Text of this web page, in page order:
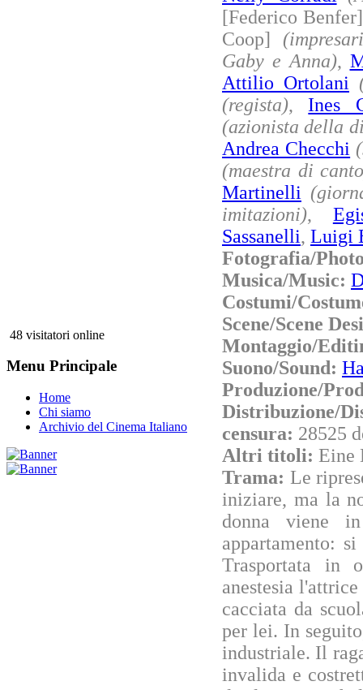
48 visitatori online
Menu Principale
Home
Chi siamo
Archivio del Cinema Italiano
[Federico
Coop]
Gaby e Anna),
Attilio Ortolani
(regista), Ines
(azionista della
Andrea Checchi
(maestra di
Martinelli
imitazioni),
Sassanelli, Luigi
Fotografia/
Musica/Music:
Costumi/
Scene/Scene
Montaggio/
Suono/Sound:
Produzione/
Distribuzione/
censura: 28525
Altri titoli: Eine
Trama: Le
iniziare, ma la
donna viene
appartamento:
Trasportata in
anestesia
cacciata da
per lei. In
industriale. Il
invalida e